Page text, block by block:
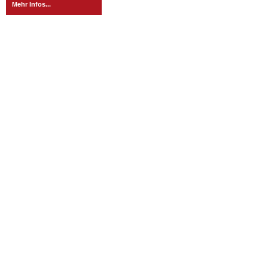
Mehr Infos...